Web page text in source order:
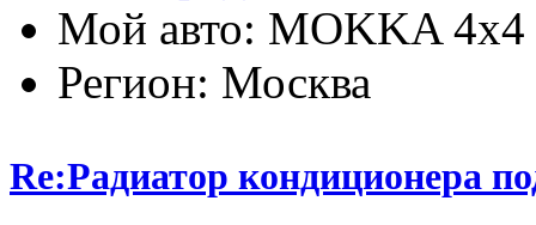
Мой авто: MOKKA 4x4
Регион: Москва
Re:Радиатор кондиционера